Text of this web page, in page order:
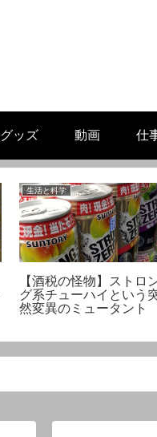
グッズ 動画 仕
生活と科学
【酒税の怪物】ストロ
グ系チューハイという
然変異のミュータント